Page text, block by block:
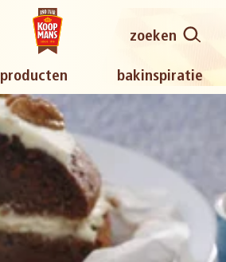
producten bakinspiratie
zoeken